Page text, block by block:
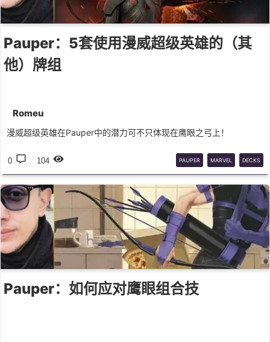
Pauper：5套使用漫威超级英雄的（其
他）牌组
Romeu
漫威超级英雄在Pauper中的潜力可不只体现在鹰眼之弓上！
0 104 PAUPER MARVEL DECKS
Pauper：如何应对鹰眼组合技